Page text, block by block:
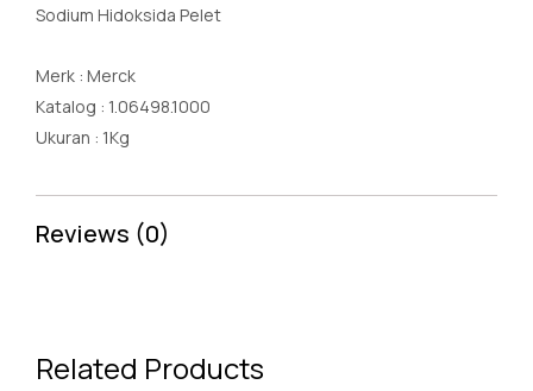
Sodium Hidoksida Pelet
Merk : Merck
Katalog : 1.06498.1000
Ukuran : 1Kg
Reviews (0)
Related Products